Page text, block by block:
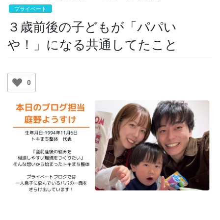
プライベート
３歳前後の子どもが「パパい
や！」になる共通してたこと
0